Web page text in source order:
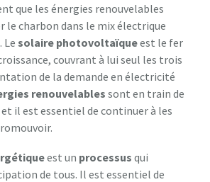
que les énergies renouvelables
le charbon dans le mix électrique
Lesolaire photovoltaïqueest le fer
couvrant à lui seul les trois
de la demande en électricité
renouvelablessont en train de
et il est essentiel de continuer à les
est un processus qui
de tous. Il est essentiel de